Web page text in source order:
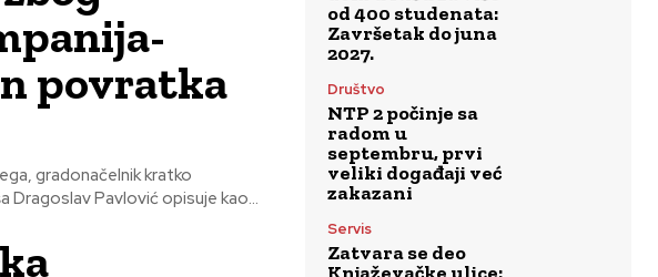
povratka
gradonačelnik kratko
Niša Dragoslav Pavlović opisuje kao...
od 400 studenata:
Završetak do juna
2027.
Društvo
NTP 2 počinje sa
radom u
septembru, prvi
veliki događaji već
zakazani
Servis
Zatvara se deo